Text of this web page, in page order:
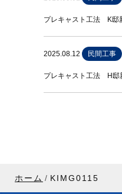
プレキャスト工法 K
2025.08.12 民間工事
プレキャスト工法 H
ホーム KIMG0115